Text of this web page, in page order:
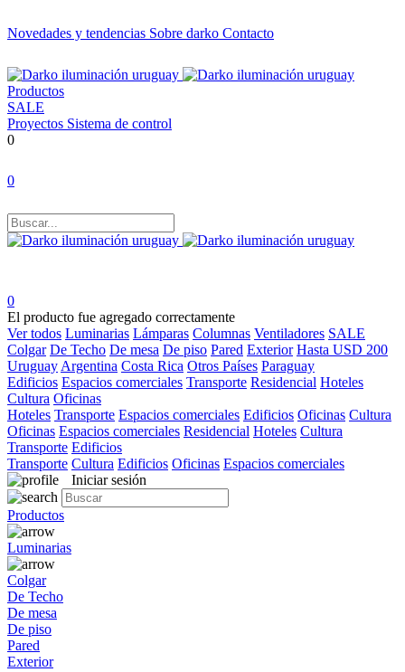
Novedades y tendencias Sobre darko Contacto
Productos
SALE
Proyectos Sistema de control
0
0
0
El producto fue agregado correctamente
Ver todos Luminarias Lámparas Columnas Ventiladores SALE
Colgar De Techo De mesa De piso Pared Exterior Hasta USD 200
Uruguay Argentina Costa Rica Otros Países Paraguay
Edificios Espacios comerciales Transporte Residencial Hoteles
Cultura Oficinas
Hoteles Transporte Espacios comerciales Edificios Oficinas Cultura
Oficinas Espacios comerciales Residencial Hoteles Cultura
Transporte Edificios
Transporte Cultura Edificios Oficinas Espacios comerciales
Iniciar sesión
Productos
Luminarias
Colgar
De Techo
De mesa
De piso
Pared
Exterior